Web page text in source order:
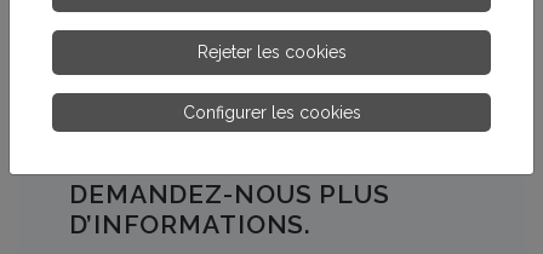
DEMANDEZ-NOUS PLUS
D’INFORMATIONS.
Rejeter les cookies
Configurer les cookies